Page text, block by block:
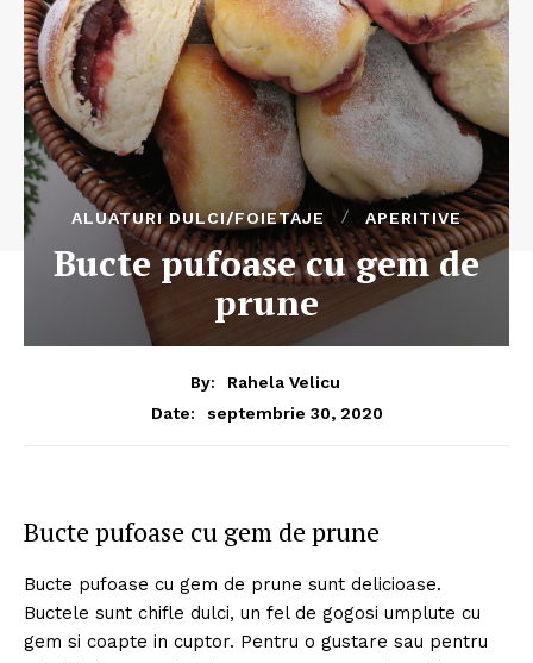
ALUATURI DULCI/FOIETAJE APERITIVE
Bucte pufoase cu gem de
prune
By:
Rahela Velicu
Date:
septembrie 30, 2020
Bucte pufoase cu gem de prune
Bucte pufoase cu gem de prune sunt delicioase.
Buctele sunt chifle dulci, un fel de gogosi umplute cu
gem si coapte in cuptor. Pentru o gustare sau pentru